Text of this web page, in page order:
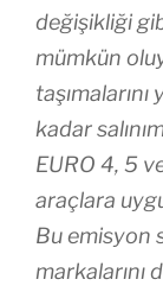
değişikliği
mümkün
kadar
EURO 4, 5
araçlara
Bu emisyon
markalarını